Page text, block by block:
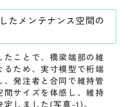
たメンテナンス空間の
ことで、橋梁端部の維
るため、実寸模型で桁端
、発注者と合同で維持管
間サイズを体感し、維持
しました(写真-1)。